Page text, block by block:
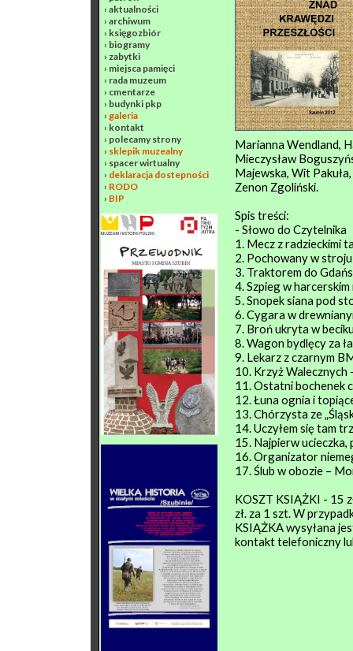
› aktualności
› archiwum
› księgozbiór
› biogramy
› zabytki
› miejsca pamięci
› rada muzeum
› cmentarze
› budynki pkp
› galeria
› kontakt
› polecamy strony
› sklepik muzealny
› spacer wirtualny
› deklaracja dostepności
› RODO
› BIP
Marianna Wendland,
Mieczysław
Majewska, Wit
Zenon Zgoliński.
Spis treści:
- Słowo do Czytelnika
1. Mecz z radzieckimi
2. Pochowany w
3. Traktorem do
4. Szpieg w
5. Snopek siana pod
6. Cygara w
7. Broń ukryta w
8. Wagon bydlęcy za
9. Lekarz z czarnym
10. Krzyż Walecznych
11. Ostatni bochenek
12. Łuna ognia i
13. Chórzysta ze
14. Uczyłem się tam
15. Najpierw
16. Organizator
17. Ślub w obozie –
KOSZT KSIĄŻKI - 15
zł. za 1 szt. W
KSIĄŻKA wysyłana
kontakt telefoniczny